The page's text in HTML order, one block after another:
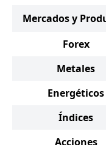
Mercados y
Forex
Metales
Energéticos
Índices
Acciones